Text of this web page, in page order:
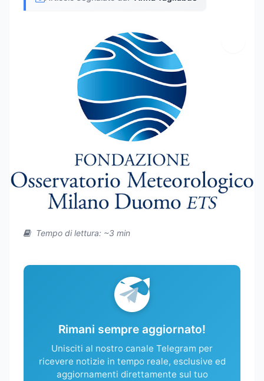
Tempo di lettura: ~3 min
Rimani sempre aggiornato!
Unisciti al nostro canale Telegram per
ricevere notizie in tempo reale, esclusive ed
aggiornamenti direttamente sul tuo